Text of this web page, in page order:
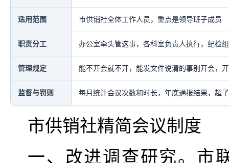
适用范围 市供销社全体工作人员，重点是领导班子成员
职责分工 办公室牵头管这事，各科室负责人执行，纪检
管理规定 能不开会就不开，能发文件说清的事别开会，
监督与罚则 每月统计会议次数和时长，年底通报结果，超
市供销社精简会议制度
一、改进调查研究。市